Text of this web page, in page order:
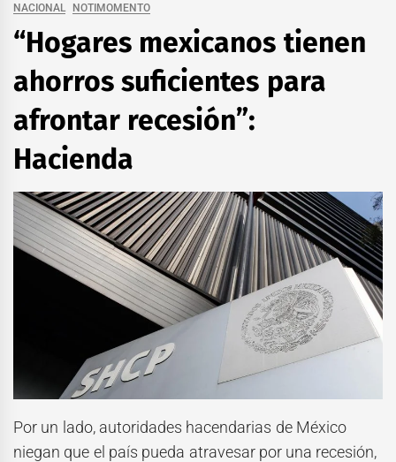
NACIONAL NOTIMOMENTO
“Hogares mexicanos tienen
ahorros suficientes para
afrontar recesión”:
Hacienda
Por un lado, autoridades hacendarias de México
niegan que el país pueda atravesar por una recesión,